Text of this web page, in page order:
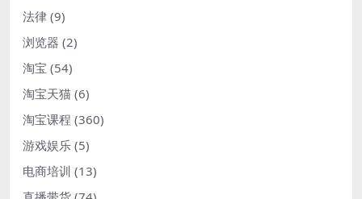
法律 (9)
浏览器 (2)
淘宝 (54)
淘宝天猫 (6)
淘宝课程 (360)
游戏娱乐 (5)
电商培训 (13)